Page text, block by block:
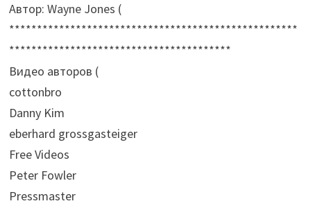
Автор: Wayne Jones (
****************************************************
****************************************
Видео авторов (
cottonbro
Danny Kim
eberhard grossgasteiger
Free Videos
Peter Fowler
Pressmaster